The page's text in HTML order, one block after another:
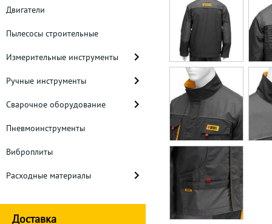
Двигатели
Пылесосы строительные
Измерительные инструменты
Ручные инструменты
Сварочное оборудование
Пневмоинструменты
Виброплиты
Расходные материалы
Доставка